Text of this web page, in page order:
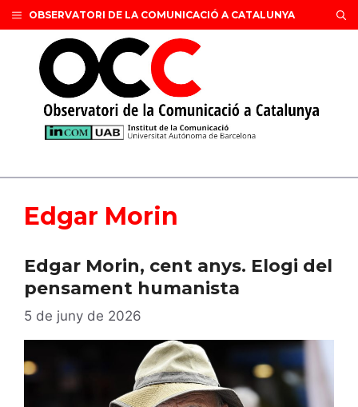
Vés
al
contingut
OBSERVATORI DE LA COMUNICACIÓ A CATALUNYA
Edgar Morin
Edgar Morin, cent anys. Elogi del
pensament humanista
5 de juny de 2026